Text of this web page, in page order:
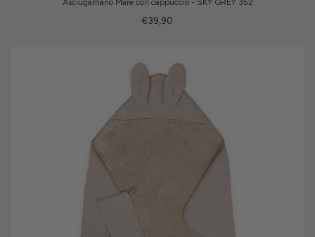
Asciugamano Mare con cappuccio - SKY GREY 352
€39,90